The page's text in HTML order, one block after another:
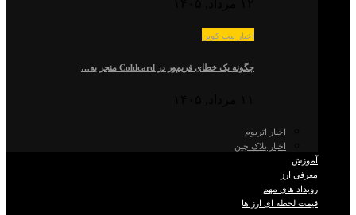
اخبار بیت کوین
چگونه یک خطای فریم‌ور در Coldcard منجر به…
اخبار اتریوم
اخبار بلاک چین
آموزش
معرفی ارز
رویداد های مهم
قیمت لحظه ای ارز ها